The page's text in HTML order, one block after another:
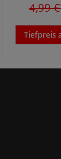
4,99
Tiefpreis